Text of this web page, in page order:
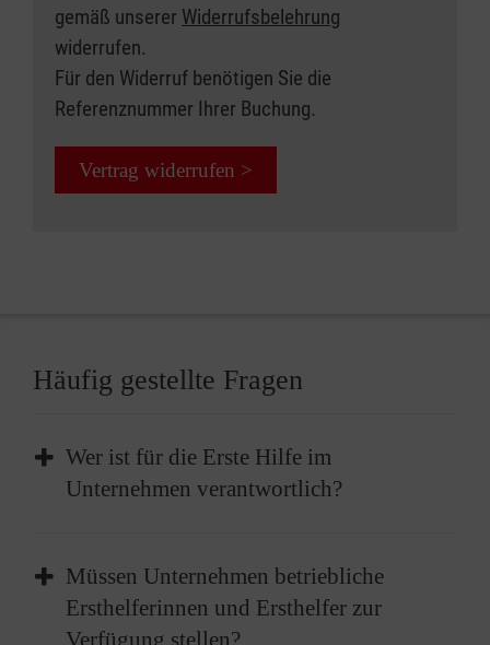
gemäß unserer Widerrufsbelehrung
widerrufen.
Für den Widerruf benötigen Sie die
Referenznummer Ihrer Buchung.
Vertrag widerrufen >
Häufig gestellte Fragen
Wer ist für die Erste Hilfe im
Unternehmen verantwortlich?
Im Unternehmen liegt die Verantwortung für
die Bereitstellung der Ersten Hilfe beim
Arbeitgeber. Dies beinhaltet die Einrichtung
Müssen Unternehmen betriebliche
Ersthelferinnen und Ersthelfer zur
Verfügung stellen?